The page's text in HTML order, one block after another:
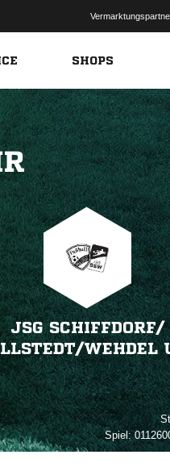
SHOPS
JSG SCHIFFDORF/​
​WEHDEL
Spiel: